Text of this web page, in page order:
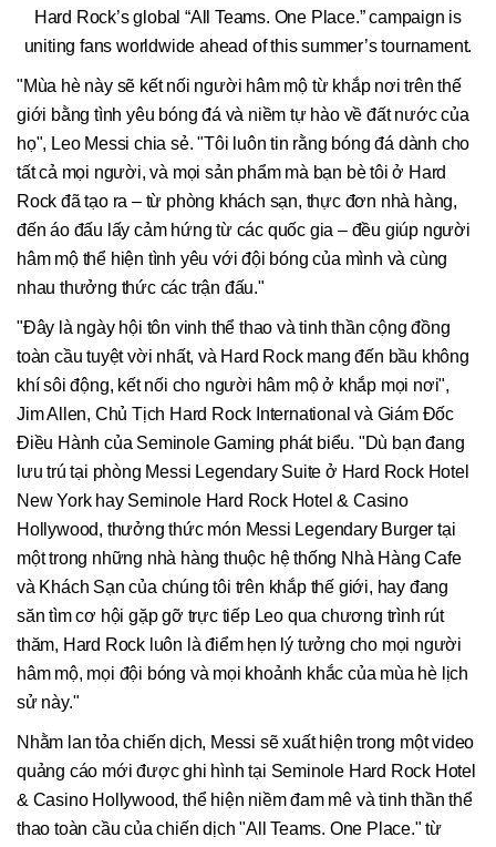
Hard Rock’s global “All Teams. One Place.” campaign is
uniting fans worldwide ahead of this summer’s tournament.
"Mùa hè này sẽ kết nối người hâm mộ từ khắp nơi trên thế
giới bằng tình yêu bóng đá và niềm tự hào về đất nước của
họ", Leo Messi chia sẻ. "Tôi luôn tin rằng bóng đá dành cho
tất cả mọi người, và mọi sản phẩm mà bạn bè tôi ở Hard
Rock đã tạo ra – từ phòng khách sạn, thực đơn nhà hàng,
đến áo đấu lấy cảm hứng từ các quốc gia – đều giúp người
hâm mộ thể hiện tình yêu với đội bóng của mình và cùng
nhau thưởng thức các trận đấu."
"Đây là ngày hội tôn vinh thể thao và tinh thần cộng đồng
toàn cầu tuyệt vời nhất, và Hard Rock mang đến bầu không
khí sôi động, kết nối cho người hâm mộ ở khắp mọi nơi",
Jim Allen, Chủ Tịch Hard Rock International và Giám Đốc
Điều Hành của Seminole Gaming phát biểu. "Dù bạn đang
lưu trú tại phòng Messi Legendary Suite ở Hard Rock Hotel
New York hay Seminole Hard Rock Hotel & Casino
Hollywood, thưởng thức món Messi Legendary Burger tại
một trong những nhà hàng thuộc hệ thống Nhà Hàng Cafe
và Khách Sạn của chúng tôi trên khắp thế giới, hay đang
săn tìm cơ hội gặp gỡ trực tiếp Leo qua chương trình rút
thăm, Hard Rock luôn là điểm hẹn lý tưởng cho mọi người
hâm mộ, mọi đội bóng và mọi khoảnh khắc của mùa hè lịch
sử này."
Nhằm lan tỏa chiến dịch, Messi sẽ xuất hiện trong một video
quảng cáo mới được ghi hình tại Seminole Hard Rock Hotel
& Casino Hollywood, thể hiện niềm đam mê và tinh thần thể
thao toàn cầu của chiến dịch "All Teams. One Place." từ